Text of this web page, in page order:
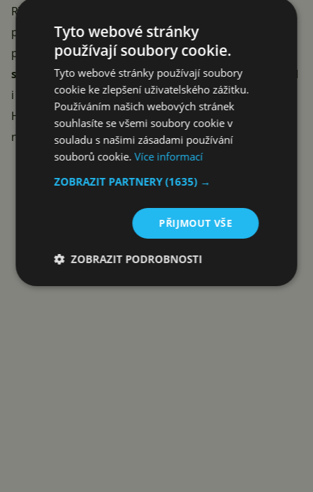
RTX 5070 Ti, ale zase budou mít méně výkonný
procesor. Doplňuje je 32 GB DDR5 a 1TB SSD. Velkým
plusem oproti štíhlé konkurenci je rozšiřitelnost:
sloty na paměť (až 64 GB) a dva sloty M.2, takže RAM
i disk si časem v klidu přidáte. Nechybí Thunderbolt 4,
HDMI 2.1, ethernet 2,5 Gb/s, Wi-Fi 6E, plnohodnotná
numerická klávesnice ani RGB podsvícení.
CHCI TENTO PREDATOR
Reklama
Tyto webové stránky
používají soubory cookie.
Tyto webové stránky používají soubory
cookie ke zlepšení uživatelského zážitku.
Používáním našich webových stránek
souhlasíte se všemi soubory cookie v
souladu s našimi zásadami používání
souborů cookie.Více informací
ZOBRAZIT PARTNERY(1635) →
PŘIJMOUT VŠE
ZOBRAZIT PODROBNOSTI